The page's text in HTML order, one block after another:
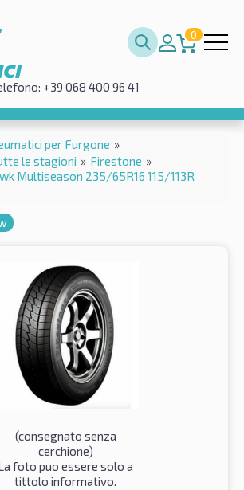
0
+39 068 400 96 41
per Furgone »
le stagioni » Firestone »
Multiseason 235/65R16 115/113R
(consegnato senza
cerchione)
foto puo essere solo a
tittolo informativo.